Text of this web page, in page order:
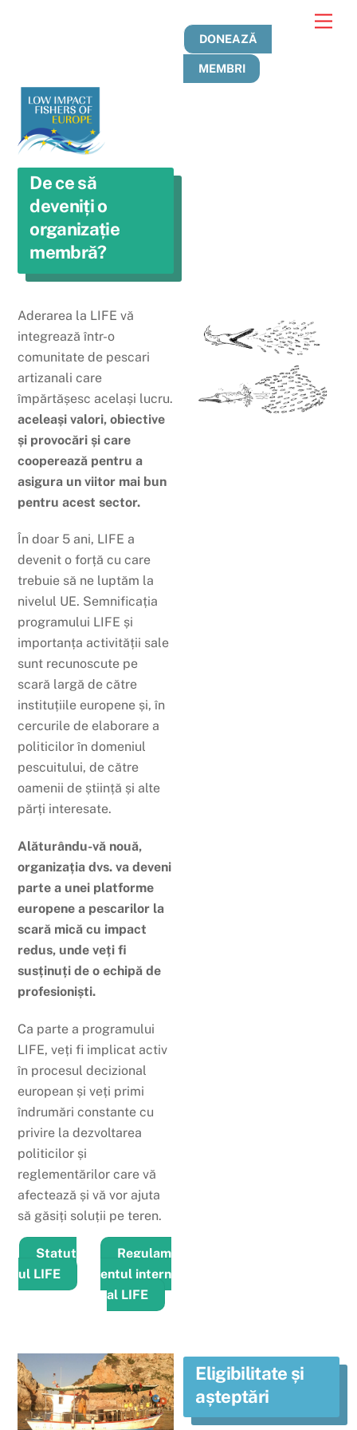
DONEAZĂ
MEMBRI
De ce să
deveniți o
organizație
membră?
Aderarea la LIFE vă
integrează într-o
comunitate de pescari
artizanali care
împărtășesc același lucru.
aceleași valori, obiective
și provocări și care
cooperează pentru a
asigura un viitor mai bun
pentru acest sector.
În doar 5 ani, LIFE a
devenit o forță cu care
trebuie să ne luptăm la
nivelul UE. Semnificația
programului LIFE și
importanța activității sale
sunt recunoscute pe
scară largă de către
instituțiile europene și, în
cercurile de elaborare a
politicilor în domeniul
pescuitului, de către
oamenii de știință și alte
părți interesate.
Alăturându-vă nouă,
organizația dvs. va deveni
parte a unei platforme
europene a pescarilor la
scară mică cu impact
redus, unde veți fi
susținuți de o echipă de
profesioniști.
Ca parte a programului
LIFE, veți fi implicat activ
în procesul decizional
european și veți primi
îndrumări constante cu
privire la dezvoltarea
politicilor și
reglementărilor care vă
afectează și vă vor ajuta
să găsiți soluții pe teren.
Statut
ul LIFE
Regulam
entul intern
al LIFE
Eligibilitate și
așteptări